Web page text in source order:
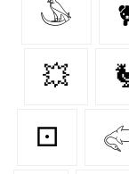
𓅇
💥
⚀